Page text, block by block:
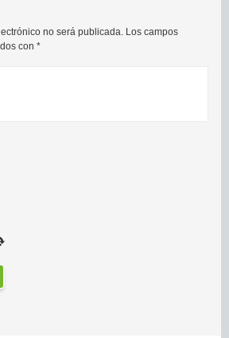
no será publicada. Los campos
con *